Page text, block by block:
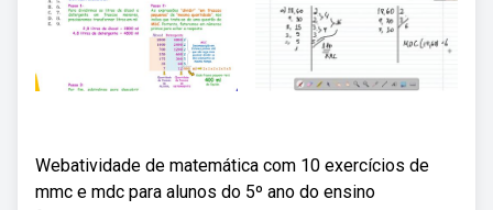
Webatividade de matemática com 10 exercícios de
mmc e mdc para alunos do 5º ano do ensino